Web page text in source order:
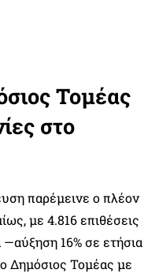
Τομέας
στο
παρέμεινε ο πλέον
με 4.816 επιθέσεις
16% σε ετήσια
Δημόσιος Τομέας με